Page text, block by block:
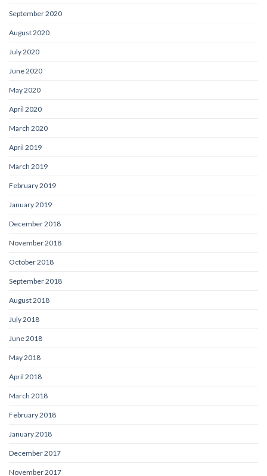
September 2020
August 2020
July 2020
June 2020
May 2020
April 2020
March 2020
April 2019
March 2019
February 2019
January 2019
December 2018
November 2018
October 2018
September 2018
August 2018
July 2018
June 2018
May 2018
April 2018
March 2018
February 2018
January 2018
December 2017
November 2017